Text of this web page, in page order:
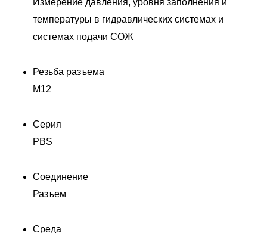
Измерение давления, уровня заполнения и
температуры в гидравлических системах и
системах подачи СОЖ
Резьба разъема
M12
Серия
PBS
Соединение
Разъем
Среда